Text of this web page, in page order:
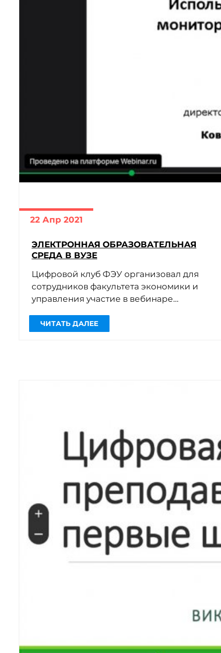
ЧИТАТЬ ДАЛЕЕ
22 Апр 2021
ЭЛЕКТРОННАЯ ОБРАЗОВАТЕЛЬНАЯ
СРЕДА В ВУЗЕ
Цифровой клуб ФЭУ организовал для
сотрудников факультета экономики и
управления участие в вебинаре
мониторинга учебных достижений